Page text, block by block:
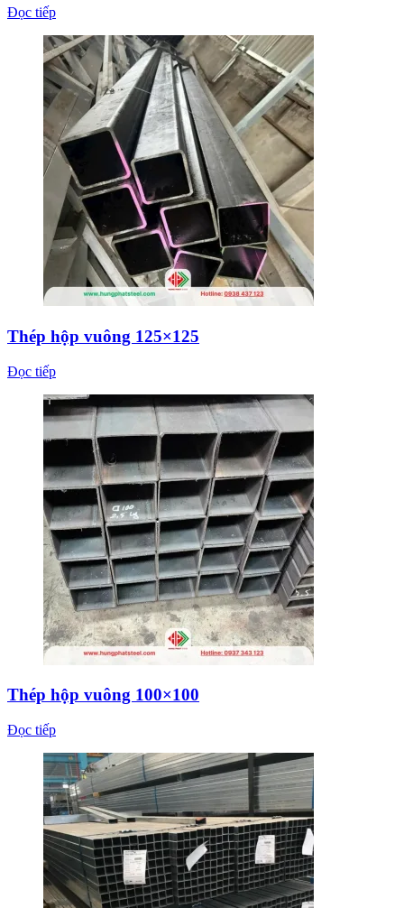
Đọc tiếp
Thép hộp vuông 125×125
Đọc tiếp
Thép hộp vuông 100×100
Đọc tiếp